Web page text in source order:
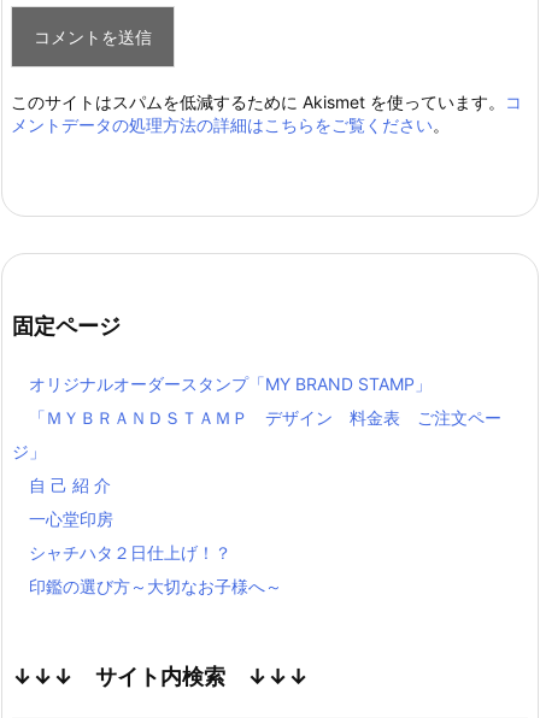
このサイトはスパムを低減するために Akismet を使っています。
コ
メントデータの処理方法の詳細はこちらをご覧ください。
固定ページ
オリジナルオーダースタンプ「MY BRAND STAMP」
「ＭＹＢＲＡＮＤＳＴＡＭＰ デザイン 料金表 ご注文ペー
ジ」
自 己 紹 介
一心堂印房
シャチハタ２日仕上げ！？
印鑑の選び方～大切なお子様へ～
↓↓↓ サイト内検索 ↓↓↓